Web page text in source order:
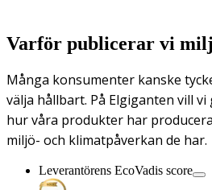
Varför publicerar vi
Många konsumenter kanske
välja hållbart. På Elgiganten vill
hur våra produkter har
miljö- och klimatpåverkan de har.
Leverantörens EcoVadis score